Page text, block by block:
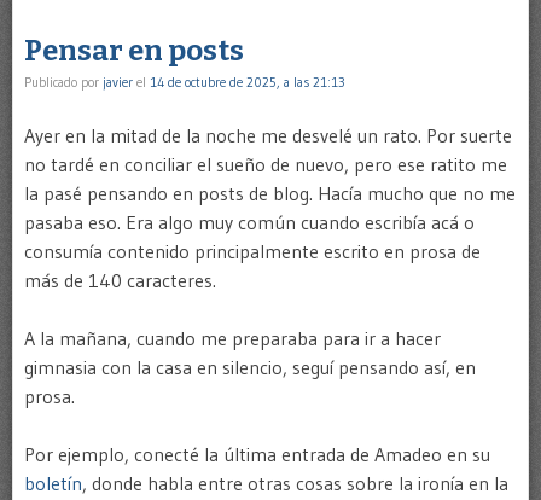
Pensar en posts
Publicado por javier el 14 de octubre de 2025, a las 21:13
Ayer en la mitad de la noche me desvelé un rato. Por suerte
no tardé en conciliar el sueño de nuevo, pero ese ratito me
la pasé pensando en posts de blog. Hacía mucho que no me
pasaba eso. Era algo muy común cuando escribía acá o
consumía contenido principalmente escrito en prosa de
más de 140 caracteres.
A la mañana, cuando me preparaba para ir a hacer
gimnasia con la casa en silencio, seguí pensando así, en
prosa.
Por ejemplo, conecté la última entrada de Amadeo en su
boletín, donde habla entre otras cosas sobre la ironía en la